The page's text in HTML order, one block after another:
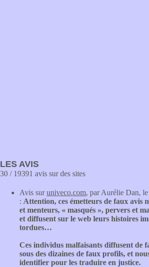
LES AVIS
30 / 19391 avis sur des sites
Avis suruniveco.com, par Aurélie Dan,
: Attention, ces émetteurs de faux avis
et menteurs, « masqués », pervers et
et diffusent sur le web leurs histoires
tordues…
Ces individus malfaisants diffusent de
sous des dizaines de faux profils, et
identifier pour les traduire en justice.